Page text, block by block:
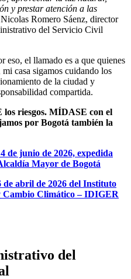
y prestar atención a las
Nicolas Romero Sáenz, director
del Servicio Civil
eso, el llamado es a que quienes
casa sigamos cuidando los
de la ciudad y
compartida.
riesgos. MÍDASE con el
por Bogotá también la
de junio de 2026, expedida
Mayor de Bogotá
abril de 2026 del Instituto
Cambio Climático – IDIGER
del